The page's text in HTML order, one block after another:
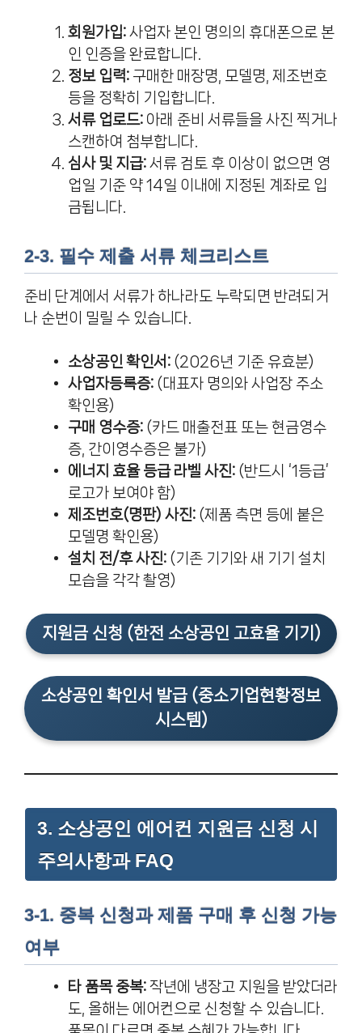
회원가입: 사업자 본인 명의의 휴대폰으로 본
인 인증을 완료합니다.
정보 입력: 구매한 매장명, 모델명, 제조번호
등을 정확히 기입합니다.
서류 업로드: 아래 준비 서류들을 사진 찍거나
스캔하여 첨부합니다.
심사 및 지급: 서류 검토 후 이상이 없으면 영
업일 기준 약 14일 이내에 지정된 계좌로 입
금됩니다.
2-3. 필수 제출 서류 체크리스트
준비 단계에서 서류가 하나라도 누락되면 반려되거
나 순번이 밀릴 수 있습니다.
소상공인 확인서: (2026년 기준 유효분)
사업자등록증: (대표자 명의와 사업장 주소
확인용)
구매 영수증: (카드 매출전표 또는 현금영수
증, 간이영수증은 불가)
에너지 효율 등급 라벨 사진: (반드시 ‘1등급’
로고가 보여야 함)
제조번호(명판) 사진: (제품 측면 등에 붙은
모델명 확인용)
설치 전/후 사진: (기존 기기와 새 기기 설치
모습을 각각 촬영)
지원금 신청 (한전 소상공인 고효율 기기)
소상공인 확인서 발급 (중소기업현황정보
시스템)
3. 소상공인 에어컨 지원금 신청 시
주의사항과 FAQ
3-1. 중복 신청과 제품 구매 후 신청 가능
여부
타 품목 중복: 작년에 냉장고 지원을 받았더라
도, 올해는 에어컨으로 신청할 수 있습니다.